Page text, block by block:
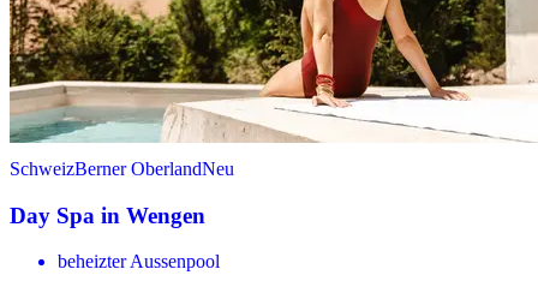
SchweizBerner OberlandNeu
Day Spa in Wengen
beheizter Aussenpool